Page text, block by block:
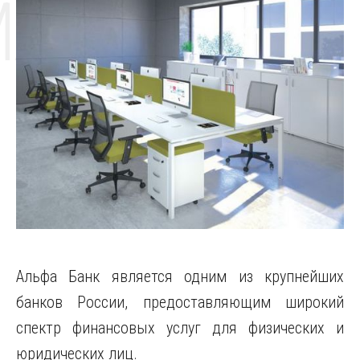
Альфа Банк является одним из крупнейших
банков России, предоставляющим широкий
спектр финансовых услуг для физических и
юридических лиц.